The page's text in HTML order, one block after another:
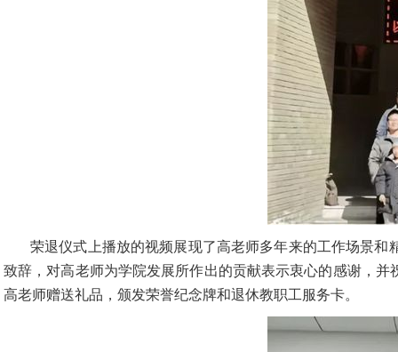
荣退仪式上播放的视频展现了高老师多年来的工作场景
致辞，对高老师为学院发展所作出的贡献表示衷心的感谢，
高老师赠送礼品，颁发荣誉纪念牌和退休教职工服务卡。